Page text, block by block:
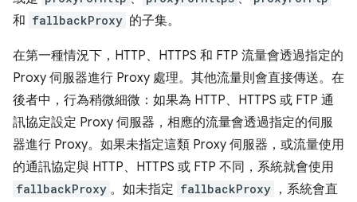
和 fallbackProxy 的子集。
在第一種情況下，HTTP、HTTPS 和 FTP 流量會透過指定的
Proxy 伺服器進行 Proxy 處理。其他流量則會直接傳送。在
後者中，行為稍微細微：如果為 HTTP、HTTPS 或 FTP 通
訊協定設定 Proxy 伺服器，相應的流量會透過指定的伺服
器進行 Proxy。如果未指定這類 Proxy 伺服器，或流量使用
的通訊協定與 HTTP、HTTPS 或 FTP 不同，系統就會使用
fallbackProxy 。如未指定 fallbackProxy ，系統會直